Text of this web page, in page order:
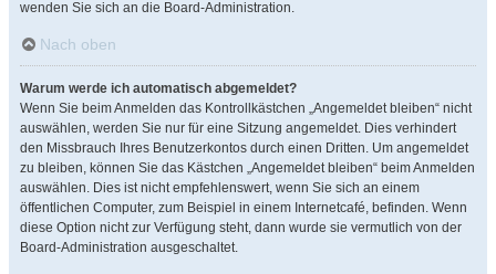
wenden Sie sich an die Board-Administration.
Nach oben
Warum werde ich automatisch abgemeldet?
Wenn Sie beim Anmelden das Kontrollkästchen „Angemeldet bleiben“ nicht
auswählen, werden Sie nur für eine Sitzung angemeldet. Dies verhindert
den Missbrauch Ihres Benutzerkontos durch einen Dritten. Um angemeldet
zu bleiben, können Sie das Kästchen „Angemeldet bleiben“ beim Anmelden
auswählen. Dies ist nicht empfehlenswert, wenn Sie sich an einem
öffentlichen Computer, zum Beispiel in einem Internetcafé, befinden. Wenn
diese Option nicht zur Verfügung steht, dann wurde sie vermutlich von der
Board-Administration ausgeschaltet.